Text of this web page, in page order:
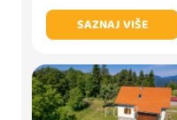
SAZNAJ VIŠE